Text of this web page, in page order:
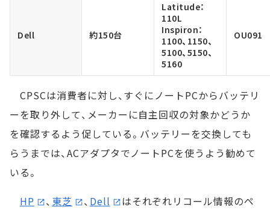
Dell 約150台
Latitude：
110L
Inspiron：
1100、1150、
5100、5150、
5160
OU091
CPSCは消費者に対し、すぐにノートPCからバッテリ
ーを取り外して、メーカーに自主回収の対象かどうか
を確認するよう促している。バッテリーを交換しても
らうまでは、ACアダプタでノートPCを使うよう勧めて
いる。
HP
、 東芝 、 Dell はそれぞれリコール情報のペ